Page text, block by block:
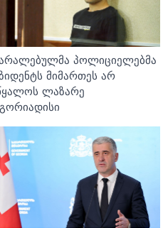
პოლიციელებმა
მიმართეს არ
ლაზარე